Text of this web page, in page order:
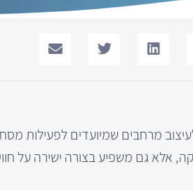
מרחבים שמיועדים לפעילות
אלא גם משפיע בצורה ישירה על